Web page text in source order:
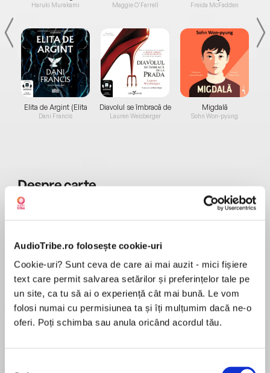
AudioTribe.ro folosește cookie-uri
Cookie-uri? Sunt ceva de care ai mai auzit - mici fișiere
text care permit salvarea setărilor și preferințelor tale pe
un site, ca tu să ai o experiență cât mai bună. Le vom
folosi numai cu permisiunea ta și îți mulțumim dacă ne-o
oferi. Poți schimba sau anula oricând acordul tău.
Haruki Murakami
Elita de Argint (Elita
de...
Dani Francis
Maggie O'Farrell
Diavolul se îmbracă de
la...
Lauren Weisberger
Freida McFadden
Migdală
Sohn Won-pyung
Desprecarte
Abridged Audiobook / Audiobook prescurtat
visează. Ce vis! De nu s-ar sfârşi! Dacă aci, în
zăduf şi întuneric, ar sta în picioare, şi banii ar
creşte, ca o revărsare de apă, de la tălpi în sus
până peste creştetul capului... Oh! ce fericit ar fi
Hagiul! Înainte să-şi dea sufletul, ar vedea faţa
şi vecinicia lui Dumnezeu. Moartea să aibă
MAI MULT
Recenzii
Minunata scriere